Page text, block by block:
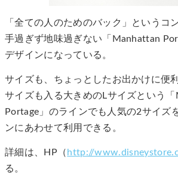
「全ての人のためのバック」というコ
手過ぎず地味過ぎない「Manhattan
デザインになっている。
サイズも、ちょっとしたお出かけに便
サイズも入る大きめのLサイズという
Portage」のラインでも人気の2サイズ
ンにあわせて利用できる。
詳細は、HP（ http://
る。